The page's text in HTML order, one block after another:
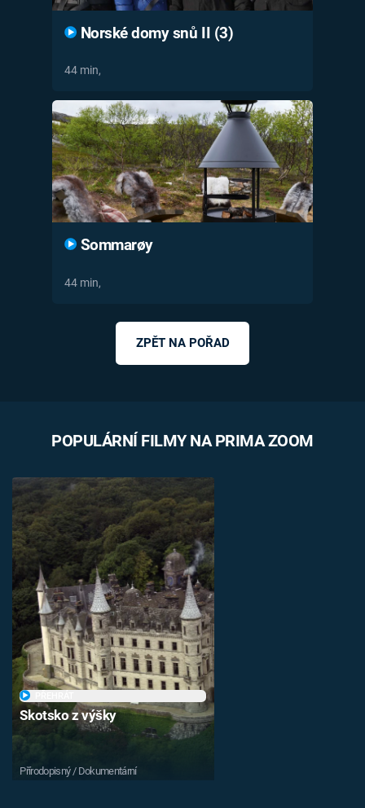
Norské domy snů II (3)
44 min,
Sommarøy
44 min,
ZPĚT NA POŘAD
POPULÁRNÍ FILMY NA PRIMA ZOOM
Skotsko z výšky
Přírodopisný / Dokumentární